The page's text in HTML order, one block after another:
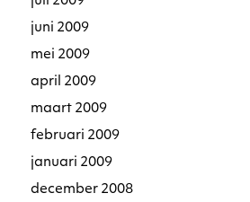
juni 2009
mei 2009
april 2009
maart 2009
februari 2009
januari 2009
december 2008